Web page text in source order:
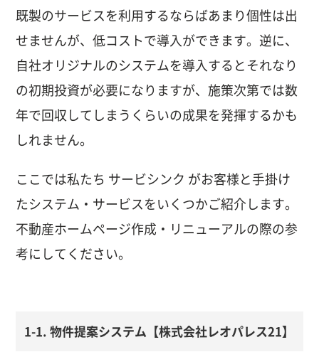
既製のサービスを利用するならばあまり個性は出
せませんが、低コストで導入ができます。逆に、
自社オリジナルのシステムを導入するとそれなり
の初期投資が必要になりますが、施策次第では数
年で回収してしまうくらいの成果を発揮するかも
しれません。
ここでは私たち サービシンク がお客様と手掛け
たシステム・サービスをいくつかご紹介します。
不動産ホームページ作成・リニューアルの際の参
考にしてください。
1-1. 物件提案システム【株式会社レオパレス21】